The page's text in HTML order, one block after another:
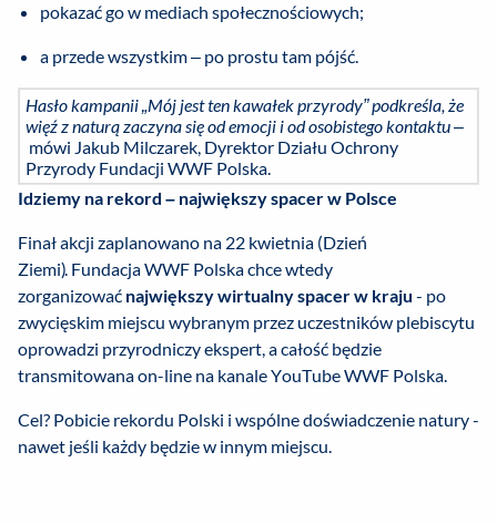
pokazać go w mediach społecznościowych;
a przede wszystkim – po prostu tam pójść.
Hasło kampanii „Mój jest ten kawałek przyrody” podkreśla, że
więź z naturą zaczyna się od emocji i od osobistego kontaktu –
mówi Jakub Milczarek, Dyrektor Działu Ochrony
Przyrody Fundacji WWF Polska.
Idziemy na rekord – największy spacer w Polsce
Finał akcji zaplanowano na 22 kwietnia (Dzień
Ziemi). Fundacja WWF Polska chce wtedy
zorganizować największy wirtualny spacer w kraju - po
zwycięskim miejscu wybranym przez uczestników plebiscytu
oprowadzi przyrodniczy ekspert, a całość będzie
transmitowana on-line na kanale YouTube WWF Polska.
Cel? Pobicie rekordu Polski i wspólne doświadczenie natury -
nawet jeśli każdy będzie w innym miejscu.